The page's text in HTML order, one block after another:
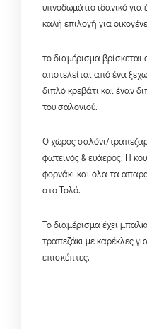
υπνοδωμάτιο ιδανικό για
καλή επιλογή για
το διαμέρισμα βρίσκεται
αποτελείται από ένα
διπλό κρεβάτι και έναν
του σαλονιού.
Ο χώρος σαλόνι/
φωτεινός & ευάερος. Η
φορνάκι και όλα τα
στο Τολό.
Το διαμέρισμα έχει
τραπεζάκι με καρέκλες
επισκέπτες.